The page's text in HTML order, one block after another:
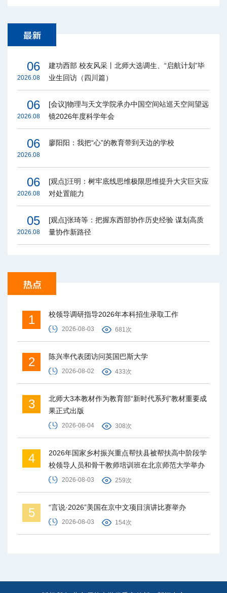
06
2026.08
建功西部 校友风采丨北师大选调生、“启航计划”毕
业生回访（四川篇）
06
2026.08
[会议]物理与天文学院承办中国空间站巡天空间望远
镜2026年度科学年会
06
2026.08
廖阳阳：我把“心”的教育带到天边的学校
06
2026.08
[观点]汪明：树牢底线思维极限思维提升大灾巨灾应
对处置能力
05
2026.08
[观点]张琦等：把握东西部协作历史经验 谋划高质
量协作新路径
1 校领导调研指导2026年本科招生录取工作
2026-08-03 681次
2 陈兴率代表团访问英国巴斯大学
2026-08-02 433次
3
北师大3本教材作为教育部“新时代系列”教材重要成
果正式出版
2026-08-04 308次
4
2026年国家乡村振兴重点帮扶县被帮扶高中阶段学
校领导人员和骨干教师培训班在北京师范大学举办
2026-08-03 259次
5 “言说·2026”美国在京中文项目演讲比赛举办
2026-08-03 154次